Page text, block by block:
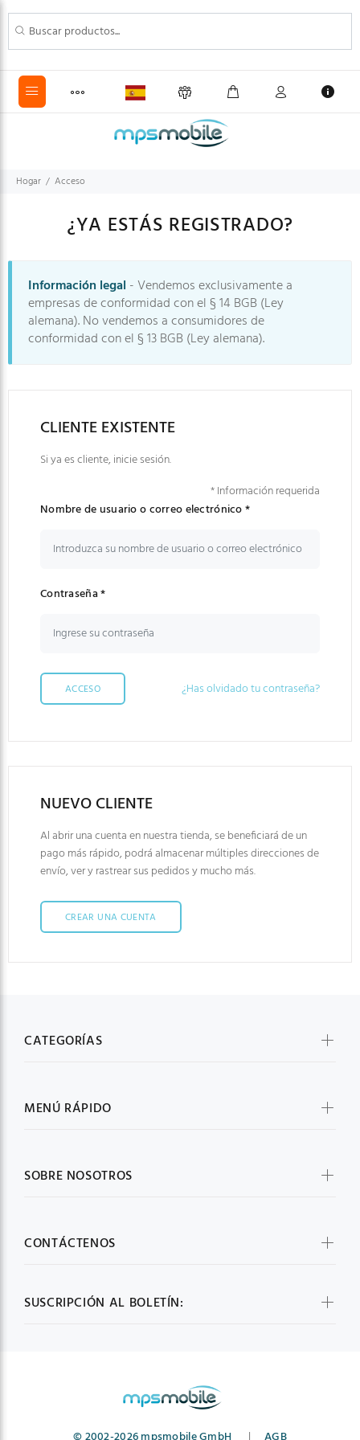
Hogar Acceso
¿YA ESTÁS REGISTRADO?
Información legal - Vendemos exclusivamente a
empresas de conformidad con el § 14 BGB (Ley
alemana). No vendemos a consumidores de
conformidad con el § 13 BGB (Ley alemana).
CLIENTE EXISTENTE
Si ya es cliente, inicie sesión.
* Información requerida
Nombre de usuario o correo electrónico *
Contraseña *
ACCESO ¿Has olvidado tu contraseña?
NUEVO CLIENTE
Al abrir una cuenta en nuestra tienda, se beneficiará de un
pago más rápido, podrá almacenar múltiples direcciones de
envío, ver y rastrear sus pedidos y mucho más.
CREAR UNA CUENTA
SUSCRIPCIÓN AL BOLETÍN:
CATEGORÍAS
MENÚ RÁPIDO
SOBRE NOSOTROS
CONTÁCTENOS